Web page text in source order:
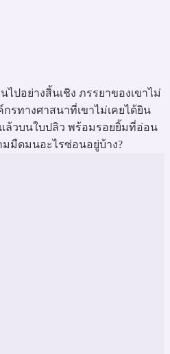
ปอย่างสิ้นเชิง ภรรยาของเขาไม่
รทางศาสนาที่เขาไม่เคยได้ยิน
ล้วบนใบปลิว พร้อมรอยยิ้มที่อ่อน
มมืดมนอะไรซ่อนอยู่บ้าง?